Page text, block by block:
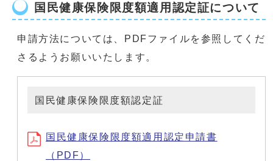
国民健康保険限度額適用認定証について
申請方法については、PDFファイルを参照してくだ
さるようお願いいたします。
国民健康保険限度額認定証
国民健康保険限度額適用認定申請書
（PDF）